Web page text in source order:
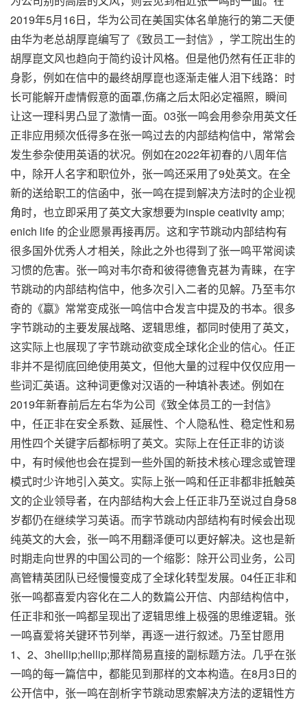
2019年5月16日，华为公司在美国实体名单施行的第二天便
由华为老总胡厚崑编写了《致员工一封信》，学工院出生的
胡厚崑文风也趋向于简约设计风格。但是他仍然有任正非的
身影，例如在信中的最终胡厚崑也逐渐走催人泪下线路：时
长可能解开虚情假意的面罩,伤痛之后太阳必定福照，瞬间
让这一理科男凸显了激情一面。03张一鸣会用参杂用英文任
正非应用频次低得多在张一鸣过去的内部结构信中，常常会
发生参杂使用英语的状况。例如在2022年初春的八周年信
中，除开人名字和职位外，张一鸣还采用了9处英文。在全
新的送给职工的信函中，张一鸣在提到解决方法时的企业视
角时，也立即采用了英文大家想要为inspie ceativity amp;
enich life 的企业愿景再接再厉。这和字节跳动内部结构有
很多国外优秀人才相关，除此之外也得到了张一鸣平常阅读
习惯的危害。张一鸣对韦尔奇和彼得德鲁克甚为青睐，在字
节跳动的内部结构信中，他多次引入二者的见解。乃至韦尔
奇的《嬴》常常变成张一鸣信中合发言中提及的书本。很多
字节跳动的主要发展战略、逻辑思维，都同时使用了英文，
这实际上也展现了字节跳动欲变成全球化企业的信心。任正
非并不是彻底回绝使用英文，但他大量的过程中仅仅应用一
些词汇英语。这种词更像对汉语的一种填补表述。例如在
2019年新春前后左右华为公司《致全体员工的一封信》
中，任正非在安全系数、延展性、个人隐私性、稳定性和易
用性四个关键字后都标明了英文。实际上在任正非的访谈
中，有时候他也会在提到一些外国的新技术核心理念或管理
模式时少许地引入英文。实际上张一鸣和任正非都非抵触英
文的企业领导者，在内部结构大会上任正非乃至说过自身58
岁都仍在继续学习英语。而字节跳动内部结构有时候会出现
纯英文的大会，张一鸣不用翻泽便可以更好解决。这也是新
时期走向世界的中国公司的一个缩影：除开公司业务，公司
高管精英团队已经慢慢变成了全球化转型发展。04任正非和
张一鸣都喜爱内容化在二人的数篇公开信、内部结构信中，
任正非和张一鸣都呈现出了逻辑思维上极强的思维逻辑。张
一鸣喜爱将关键环节列举，再逐一进行叙述。乃至甘愿用
1、2、3hellip;hellip;那样简易直接的副标题方法。几乎在张
一鸣的每一篇信中，都能见到那样的文本构造。在8月3日的
公开信中，张一鸣在剖析字节跳动思索解决方法的逻辑性方